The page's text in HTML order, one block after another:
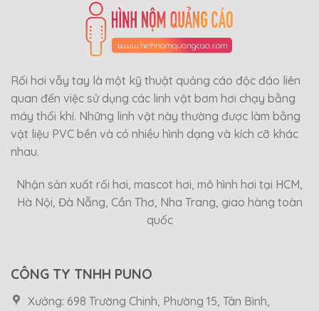
Rối hơi vẫy tay là một kỹ thuật quảng cáo độc đáo liên
quan đến việc sử dụng các linh vật bơm hơi chạy bằng
máy thổi khí. Những linh vật này thường được làm bằng
vật liệu PVC bền và có nhiều hình dạng và kích cỡ khác
nhau.
Nhận sản xuất rối hơi, mascot hơi, mô hình hơi tại HCM,
Hà Nội, Đà Nẵng, Cần Thơ, Nha Trang, giao hàng toàn
quốc
CÔNG TY TNHH PUNO
Xưởng: 698 Trường Chinh, Phường 15, Tân Bình,